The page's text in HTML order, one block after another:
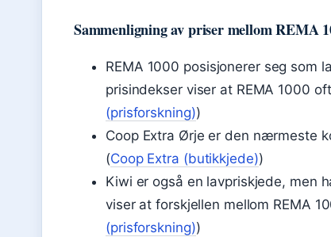
Sammenligning av priser mellom REMA
REMA 1000 posisjonerer seg som
prisindekser viser at REMA 1000
(prisforskning))
Coop Extra Ørje er den nærmeste
(Coop Extra (butikkjede))
Kiwi er også en lavpriskjede, men
viser at forskjellen mellom REMA
(prisforskning))